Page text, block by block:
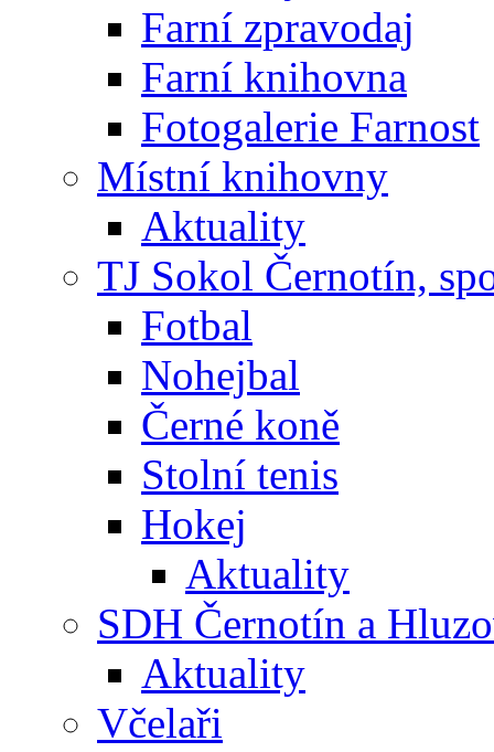
Farní zpravodaj
Farní knihovna
Fotogalerie Farnost
Místní knihovny
Aktuality
TJ Sokol Černotín,
Fotbal
Nohejbal
Černé koně
Stolní tenis
Hokej
Aktuality
SDH Černotín a
Aktuality
Včelaři